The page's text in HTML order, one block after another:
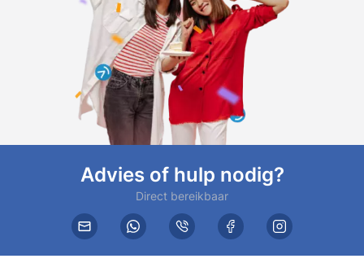
Advies of hulp nodig?
Direct bereikbaar